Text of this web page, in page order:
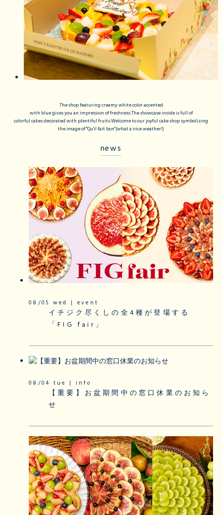
The shop featuring creamy white color accented
with blue gives you an impression of freshness.The showcase inside is full of
colorful cakes decorated with plentiful fruits.Welcome to our joyful cake shop symbolizing
the image of "Qu'il fait bon"(what a nice weather!)
news
08/05 wed | event
イチジク尽くしの全4種が登場する
「FIG fair」
08/04 tue | info
【重要】お盆期間中の窓口休業のお知ら
せ